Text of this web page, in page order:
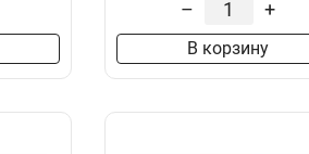
– +
В корзину